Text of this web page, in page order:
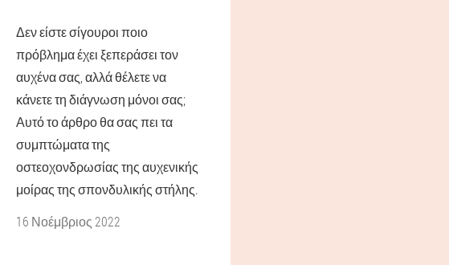
Δεν είστε σίγουροι ποιο
πρόβλημα έχει ξεπεράσει τον
αυχένα σας, αλλά θέλετε να
κάνετε τη διάγνωση μόνοι σας;
Αυτό το άρθρο θα σας πει τα
συμπτώματα της
οστεοχονδρωσίας της αυχενικής
μοίρας της σπονδυλικής στήλης.
16 Νοέμβριος 2022